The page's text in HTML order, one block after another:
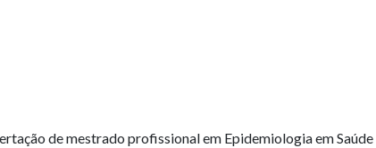
de mestrado profissional em Epidemiologia em Saúde